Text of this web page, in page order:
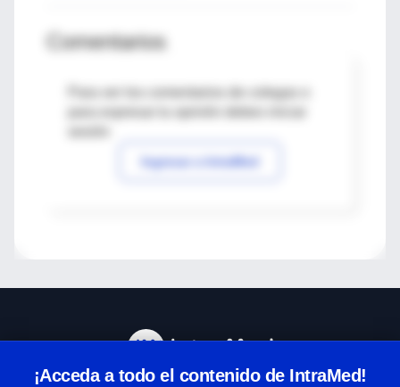
Comentarios
Para ver los comentarios de colegas o
Ingresar a IntraMed
¡Acceda a todo el contenido de IntraMed!